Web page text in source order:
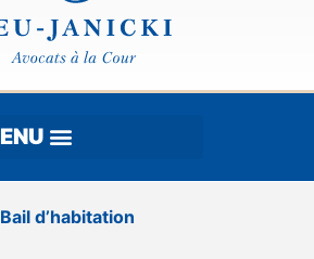
Bail d’habitation